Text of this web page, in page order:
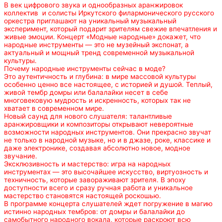
В век цифрового звука и однообразных аранжировок
коллектив и солисты Иркутского филармонического русского
оркестра приглашают на уникальный музыкальный
эксперимент, который подарит зрителям свежие впечатления и
живые эмоции. Концерт «Модные народные» докажет, что
народные инструменты — это не музейный экспонат, а
актуальный и мощный тренд современной музыкальной
культуры.
Почему народные инструменты сейчас в моде?
Это аутентичность и глубина: в мире массовой культуры
особенно ценно все настоящее, с историей и душой. Теплый,
живой тембр домры или балалайки несет в себе
многовековую мудрость и искренность, которых так не
хватает в современном мире.
Новый саунд для нового слушателя: талантливые
аранжировщики и композиторы открывают невероятные
возможности народных инструментов. Они прекрасно звучат
не только в народной музыке, но и в джазе, роке, классике и
даже электронике, создавая абсолютно новое, модное
звучание.
Эксклюзивность и мастерство: игра на народных
инструментах — это высочайшее искусство, виртуозность и
техничность, которые завораживают зрителя. В эпоху
доступности всего и сразу ручная работа и уникальное
мастерство становятся настоящей роскошью.
В программе концерта слушателей ждет погружение в магию
истинно народных тембров: от домры и балалайки до
самобытного народного вокала, которые раскроют всю